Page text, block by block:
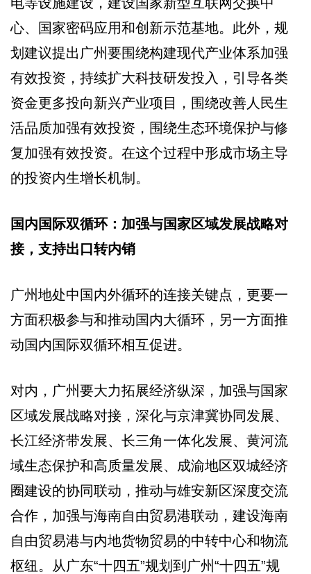
心、国家密码应用和创新示范基地。此外，规
划建议提出广州要围绕构建现代产业体系加强
有效投资，持续扩大科技研发投入，引导各类
资金更多投向新兴产业项目，围绕改善人民生
活品质加强有效投资，围绕生态环境保护与修
复加强有效投资。在这个过程中形成市场主导
的投资内生增长机制。
国内国际双循环：加强与国家区域发展战略对
接，支持出口转内销
广州地处中国内外循环的连接关键点，更要一
方面积极参与和推动国内大循环，另一方面推
动国内国际双循环相互促进。
对内，广州要大力拓展经济纵深，加强与国家
区域发展战略对接，深化与京津冀协同发展、
长江经济带发展、长三角一体化发展、黄河流
域生态保护和高质量发展、成渝地区双城经济
圈建设的协同联动，推动与雄安新区深度交流
合作，加强与海南自由贸易港联动，建设海南
自由贸易港与内地货物贸易的中转中心和物流
枢纽。从广东“十四五”规划到广州“十四五”规